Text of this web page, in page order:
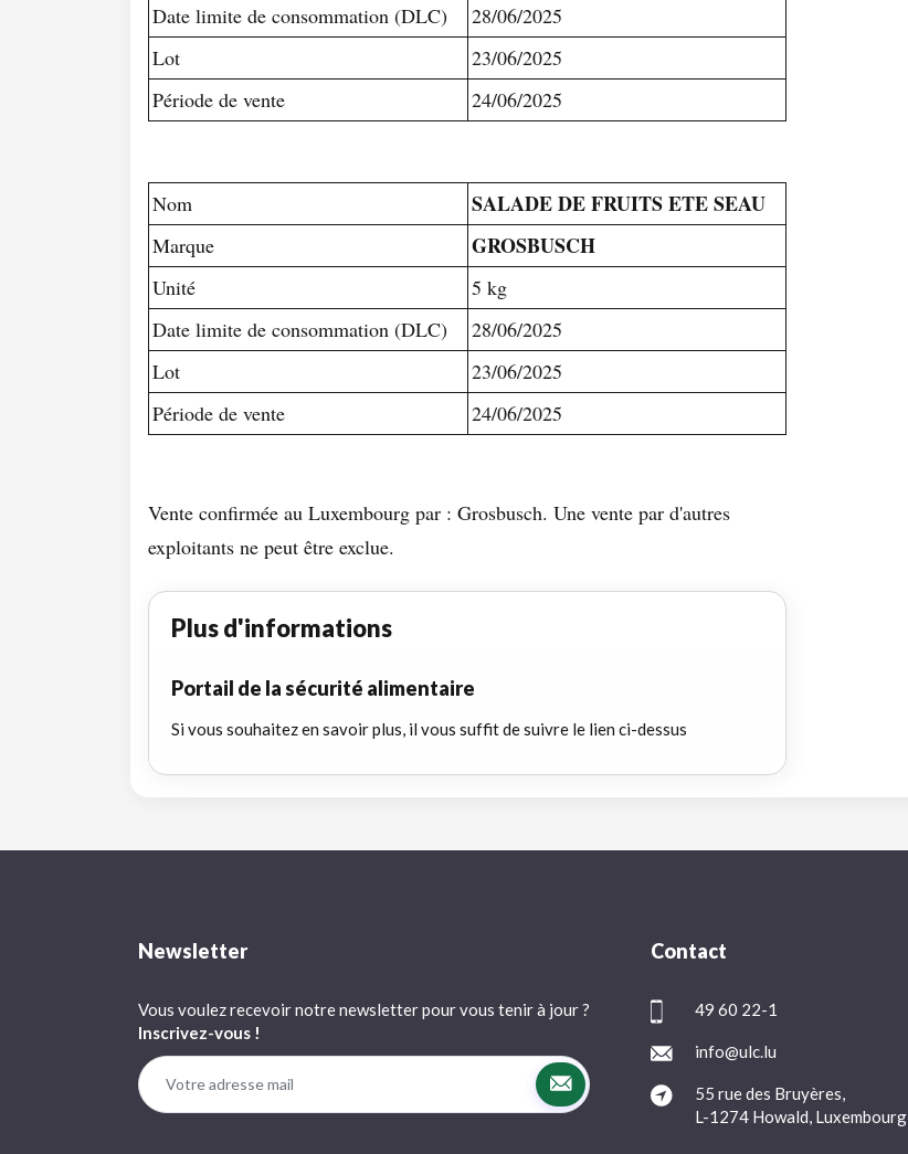
Date limite de consommation (DLC)
28/06/2025
Lot
23/06/2025
Période de vente
24/06/2025
Nom SALADE DE FRUITS ETE SEAU
Marque GROSBUSCH
Unité
5 kg
Date limite de consommation (DLC)
28/06/2025
Lot
23/06/2025
Période de vente
24/06/2025
Vente confirmée au Luxembourg par : Grosbusch. Une vente par d'autres
exploitants ne peut être exclue.
Plus d'informations
Portail de la sécurité alimentaire
Si vous souhaitez en savoir plus, il vous suffit de suivre le lien ci-dessus
Newsletter
Vous voulez recevoir notre newsletter pour vous tenir à jour ?
Inscrivez-vous !
Contact
49 60 22-1
info@ulc.lu
55 rue des Bruyères,
L-1274 Howald, Luxembourg